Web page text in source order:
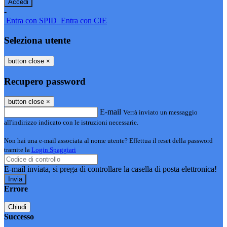
-
Entra con SPID Entra con CIE
Seleziona utente
button close ×
Recupero password
button close ×
E-mail Verrà inviato un messaggio
all'indirizzo indicato con le istruzioni necessarie.
Non hai una e-mail associata al nome utente? Effettua il reset della password
tramite la Login Spaggiari
E-mail inviata, si prega di controllare la casella di posta elettronica!
Errore
Chiudi
Successo